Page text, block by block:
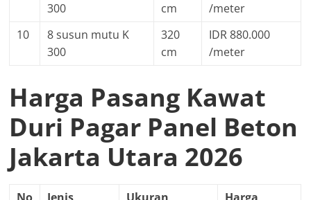
300
cm
/meter
10
8 susun mutu K
300
320
cm
IDR 880.000
/meter
Harga Pasang Kawat
Duri Pagar Panel Beton
Jakarta Utara 2026